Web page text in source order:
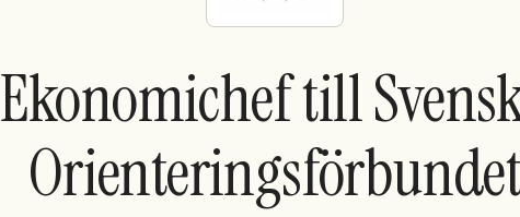
Ekonomichef till